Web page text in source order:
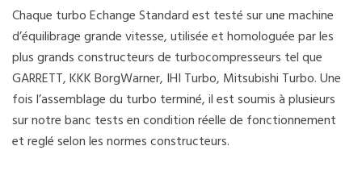
Chaque turbo Echange Standard est testé sur une machine
d’équilibrage grande vitesse, utilisée et homologuée par les
plus grands constructeurs de turbocompresseurs tel que
GARRETT, KKK BorgWarner, IHI Turbo, Mitsubishi Turbo. Une
fois l’assemblage du turbo terminé, il est soumis à plusieurs
sur notre banc tests en condition réelle de fonctionnement
et reglé selon les normes constructeurs.